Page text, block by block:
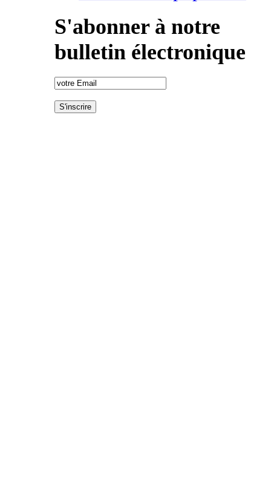
S'abonner à notre
bulletin électronique